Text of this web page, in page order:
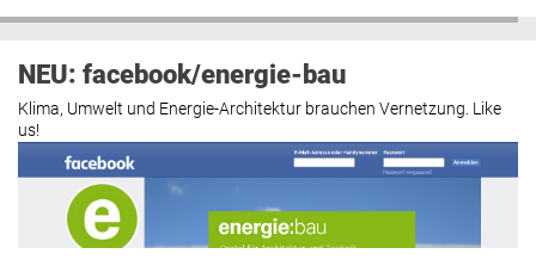
NEU: facebook/energie-bau
Klima, Umwelt und Energie-Architektur brauchen Vernetzung. Like
us!